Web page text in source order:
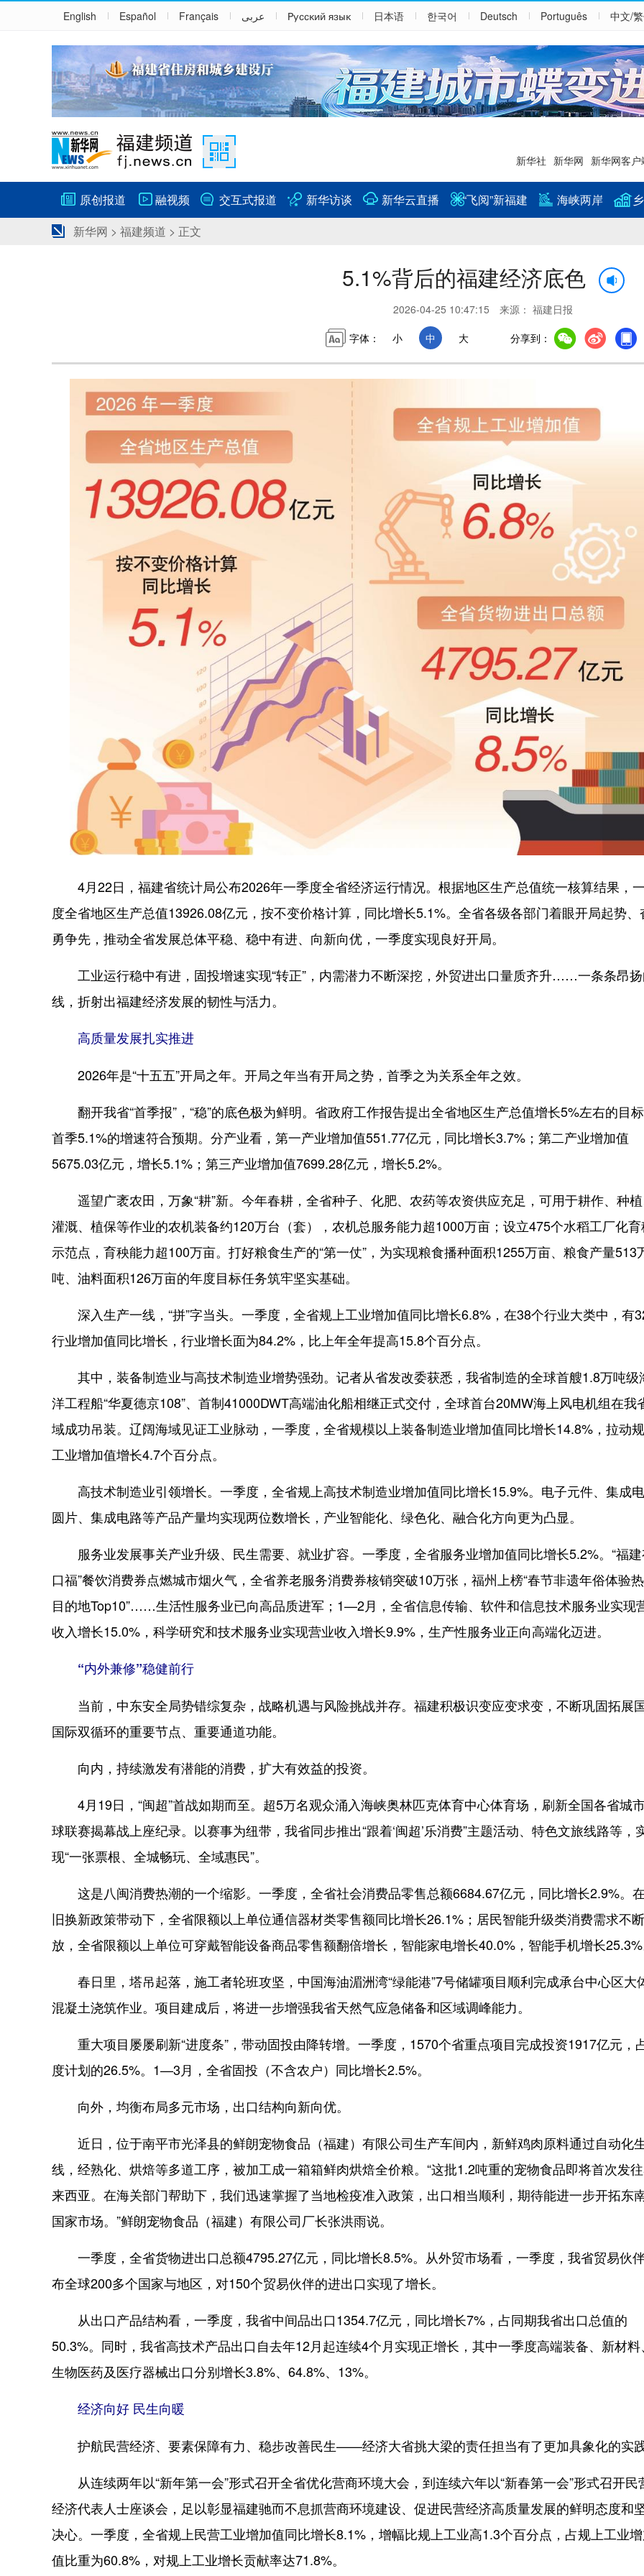
English Español Français عربى Русский язык 日本语 한국어 Deutsch Português 中文/
新华社 新华网 新华网客户
原创报道 融视频 交互式报道 新华访谈 新华云直播 “飞阅”新福建 海峡两岸
新华网 > 福建频道 > 正文
5.1%背后的福建经济底色
2026-04-25 10:47:15 来源： 福建日报
字体：
小 中 大 分享到：
4月22日，福建省统计局公布2026年一季度全省经济运行情况。根据地区生产总值统一核算结果，
度全省地区生产总值13926.08亿元，按不变价格计算，同比增长5.1%。全省各级各部门着眼开局起势、
勇争先，推动全省发展总体平稳、稳中有进、向新向优，一季度实现良好开局。
工业运行稳中有进，固投增速实现“转正”，内需潜力不断深挖，外贸进出口量质齐升……一条条昂
线，折射出福建经济发展的韧性与活力。
高质量发展扎实推进
2026年是“十五五”开局之年。开局之年当有开局之势，首季之为关系全年之效。
翻开我省“首季报”，“稳”的底色极为鲜明。省政府工作报告提出全省地区生产总值增长5%左右的目
首季5.1%的增速符合预期。分产业看，第一产业增加值551.77亿元，同比增长3.7%；第二产业增加值
5675.03亿元，增长5.1%；第三产业增加值7699.28亿元，增长5.2%。
遥望广袤农田，万象“耕”新。今年春耕，全省种子、化肥、农药等农资供应充足，可用于耕作、种
灌溉、植保等作业的农机装备约120万台（套），农机总服务能力超1000万亩；设立475个水稻工厂化
示范点，育秧能力超100万亩。打好粮食生产的“第一仗”，为实现粮食播种面积1255万亩、粮食产量513
吨、油料面积126万亩的年度目标任务筑牢坚实基础。
深入生产一线，“拼”字当头。一季度，全省规上工业增加值同比增长6.8%，在38个行业大类中，有
行业增加值同比增长，行业增长面为84.2%，比上年全年提高15.8个百分点。
其中，装备制造业与高技术制造业增势强劲。记者从省发改委获悉，我省制造的全球首艘1.8万吨级
洋工程船“华夏德京108”、首制41000DWT高端油化船相继正式交付，全球首台20MW海上风电机组在我
域成功吊装。辽阔海域见证工业脉动，一季度，全省规模以上装备制造业增加值同比增长14.8%，拉动
工业增加值增长4.7个百分点。
高技术制造业引领增长。一季度，全省规上高技术制造业增加值同比增长15.9%。电子元件、集成
圆片、集成电路等产品产量均实现两位数增长，产业智能化、绿色化、融合化方向更为凸显。
服务业发展事关产业升级、民生需要、就业扩容。一季度，全省服务业增加值同比增长5.2%。“福
口福”餐饮消费券点燃城市烟火气，全省养老服务消费券核销突破10万张，福州上榜“春节非遗年俗体验
目的地Top10”……生活性服务业已向高品质进军；1—2月，全省信息传输、软件和信息技术服务业实现
收入增长15.0%，科学研究和技术服务业实现营业收入增长9.9%，生产性服务业正向高端化迈进。
“内外兼修”稳健前行
当前，中东安全局势错综复杂，战略机遇与风险挑战并存。福建积极识变应变求变，不断巩固拓展
国际双循环的重要节点、重要通道功能。
向内，持续激发有潜能的消费，扩大有效益的投资。
4月19日，“闽超”首战如期而至。超5万名观众涌入海峡奥林匹克体育中心体育场，刷新全国各省城
球联赛揭幕战上座纪录。以赛事为纽带，我省同步推出“跟着‘闽超’乐消费”主题活动、特色文旅线路等，
现“一张票根、全城畅玩、全域惠民”。
这是八闽消费热潮的一个缩影。一季度，全省社会消费品零售总额6684.67亿元，同比增长2.9%。
旧换新政策带动下，全省限额以上单位通信器材类零售额同比增长26.1%；居民智能升级类消费需求不
放，全省限额以上单位可穿戴智能设备商品零售额翻倍增长，智能家电增长40.0%，智能手机增长
春日里，塔吊起落，施工者轮班攻坚，中国海油湄洲湾“绿能港”7号储罐项目顺利完成承台中心区大
混凝土浇筑作业。项目建成后，将进一步增强我省天然气应急储备和区域调峰能力。
重大项目屡屡刷新“进度条”，带动固投由降转增。一季度，1570个省重点项目完成投资1917亿元，
度计划的26.5%。1—3月，全省固投（不含农户）同比增长2.5%。
向外，均衡布局多元市场，出口结构向新向优。
近日，位于南平市光泽县的鲜朗宠物食品（福建）有限公司生产车间内，新鲜鸡肉原料通过自动化
线，经熟化、烘焙等多道工序，被加工成一箱箱鲜肉烘焙全价粮。“这批1.2吨重的宠物食品即将首次发
来西亚。在海关部门帮助下，我们迅速掌握了当地检疫准入政策，出口相当顺利，期待能进一步开拓东
国家市场。”鲜朗宠物食品（福建）有限公司厂长张洪雨说。
一季度，全省货物进出口总额4795.27亿元，同比增长8.5%。从外贸市场看，一季度，我省贸易伙
布全球200多个国家与地区，对150个贸易伙伴的进出口实现了增长。
从出口产品结构看，一季度，我省中间品出口1354.7亿元，同比增长7%，占同期我省出口总值的
50.3%。同时，我省高技术产品出口自去年12月起连续4个月实现正增长，其中一季度高端装备、新材料
生物医药及医疗器械出口分别增长3.8%、64.8%、13%。
经济向好 民生向暖
护航民营经济、要素保障有力、稳步改善民生——经济大省挑大梁的责任担当有了更加具象化的实
从连续两年以“新年第一会”形式召开全省优化营商环境大会，到连续六年以“新春第一会”形式召开民
经济代表人士座谈会，足以彰显福建驰而不息抓营商环境建设、促进民营经济高质量发展的鲜明态度和
决心。一季度，全省规上民营工业增加值同比增长8.1%，增幅比规上工业高1.3个百分点，占规上工业
值比重为60.8%，对规上工业增长贡献率达71.8%。